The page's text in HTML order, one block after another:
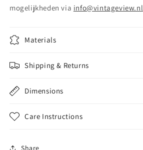
mogelijkheden via info@vintageview.nl
Materials
Shipping & Returns
Dimensions
Care Instructions
Share